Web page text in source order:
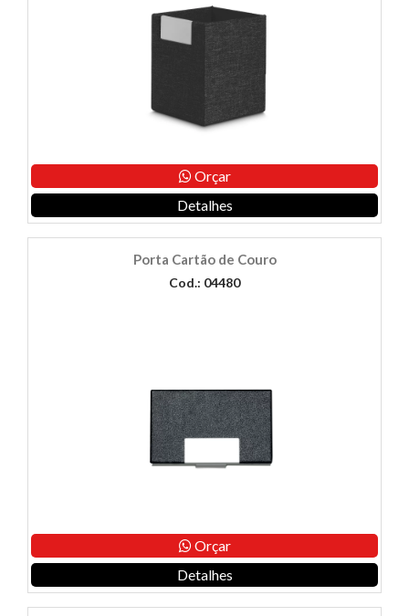
Orçar
Detalhes
Porta Cartão de Couro
Cod.: 04480
Orçar
Detalhes